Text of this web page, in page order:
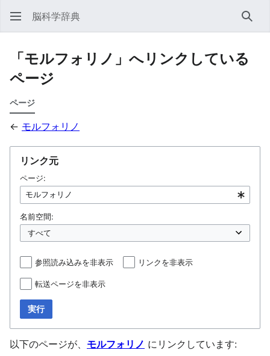
脳科学辞典 検索
「モルフォリノ」へリンクしている
ページ
ページ
← モルフォリノ
リンク元
ページ:
名前空間:
参照読み込みを非表示 リンクを非表示
転送ページを非表示
実行
以下のページが、 モルフォリノ にリンクしています: